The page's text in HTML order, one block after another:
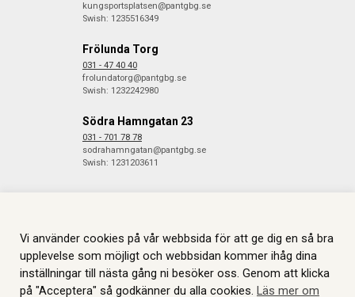
kungsportsplatsen@pantgbg.se
Swish: 1235516349
Frölunda Torg
031 - 47 40 40
frolundatorg@pantgbg.se
Swish: 1232242980
Södra Hamngatan 23
031 - 701 78 78
sodrahamngatan@pantgbg.se
Swish: 1231203611
© 2026 Göteborgs Pantbank. Alla rättigheter reserverade. Information
om Cookies.Skapas i samarbete medJGL.
Vi använder cookies på vår webbsida för att ge dig en så bra
upplevelse som möjligt och webbsidan kommer ihåg dina
inställningar till nästa gång ni besöker oss. Genom att klicka
på "Acceptera" så godkänner du alla cookies. Läs mer om